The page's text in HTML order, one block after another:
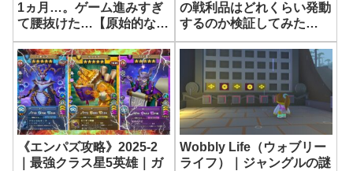
1ヵ月…。ゲーム進みすぎ
て腰抜けた…【原始的な兄
弟：無限進化】
の戦利品はどれくらい発動
するのか検証してみた
【empires & puzzles】
《エンパズ攻略》2025-2
｜最強クラス星5英雄｜ガ
Wobbly Life（ウォブリー
ライフ）｜ジャングルの謎